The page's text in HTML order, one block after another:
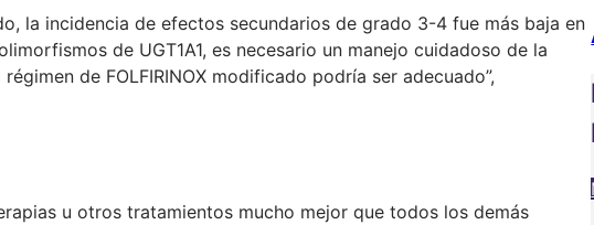
la incidencia de efectos secundarios de grado 3-4 fue más baja en
de UGT1A1, es necesario un manejo cuidadoso de la
de FOLFIRINOX modificado podría ser adecuado”,
u otros tratamientos mucho mejor que todos los demás